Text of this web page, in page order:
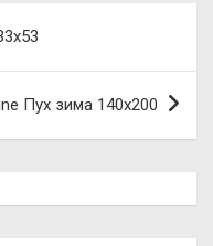
Пух зима 140х200